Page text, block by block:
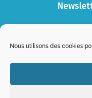
Nous utilisons des cookies